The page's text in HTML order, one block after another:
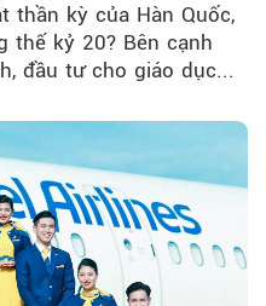
thần kỳ của Hàn Quốc,
thế kỷ 20? Bên cạnh
đầu tư cho giáo dục...